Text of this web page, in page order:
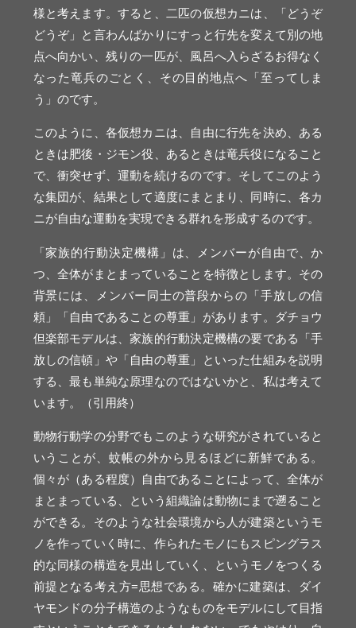
様と考えます。すると、二匹の仮想カニは、「どうぞ
どうぞ」と言わんばかりにすっと行先を変えて別の地
点へ向かい、残りの一匹が、風呂へ入らざるお得なく
なった竜兵のごとく、その目的地点へ「至ってしま
う」のです。
このように、各仮想カニは、自由に行先を決め、ある
ときは肥後・ジモン役、あるときは竜兵役になること
で、衝突せず、運動を続けるのです。そしてこのよう
な集団が、結果として適度にまとまり、同時に、各カ
ニが自由な運動を実現できる群れを形成するのです。
「家族的行動決定機構」は、メンバーが自由で、か
つ、全体がまとまっていることを特徴とします。 その
背景には、メンバー同士の普段からの「手放しの信
頼」「自由であることの尊重」があります。ダチョウ
但楽部モデルは、家族的行動決定機構の要である「手
放しの信頓」や「自由の尊重」といった仕組みを説明
する、最も単純な原理なのではないかと、私は考えて
います。（引用終）
動物行動学の分野でもこのような研究がされていると
いうことが、蚊帳の外から見るほどに新鮮である。
個々が（ある程度）自由であることによって、全体が
まとまっている、という組織論は動物にまで遡ること
ができる。そのような社会環境から人が建築というモ
ノを作っていく時に、作られたモノにもスピングラス
的な同様の構造を見出していく、というモノをつくる
前提となる考え方=思想である。確かに建築は、ダイ
ヤモンドの分子構造のようなものをモデルにして目指